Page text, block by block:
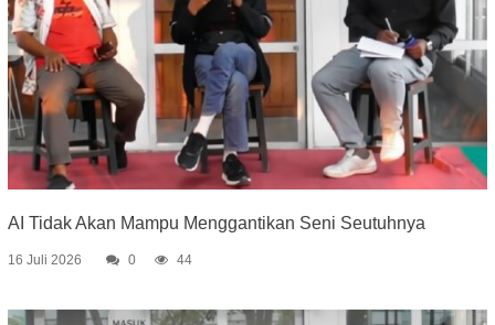
AI Tidak Akan Mampu Menggantikan Seni Seutuhnya
16 Juli 2026 0 44